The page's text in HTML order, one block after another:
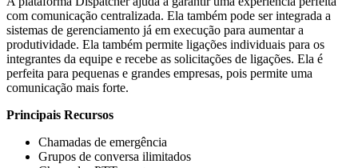
com comunicação centralizada. Ela também pode ser integrada a
sistemas de gerenciamento já em execução para aumentar a
produtividade. Ela também permite ligações individuais para os
integrantes da equipe e recebe as solicitações de ligações. Ela é
perfeita para pequenas e grandes empresas, pois permite uma
comunicação mais forte.
Principais Recursos
Chamadas de emergência
Grupos de conversa ilimitados